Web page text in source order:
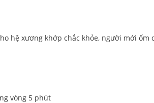
hệ xương khớp chắc khỏe, người mới ốm
vòng 5 phút